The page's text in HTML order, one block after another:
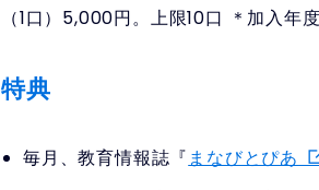
（1口）5,000円。上限10口 ＊加入年
特典
毎月、教育情報誌『 まなびとぴあ